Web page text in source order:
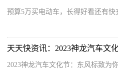
预算5万买电动车，长得好看还有快
2023神龙汽车文化节：东风标致为